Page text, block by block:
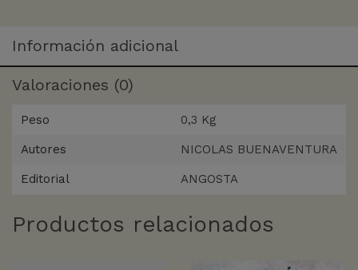
Información adicional
Valoraciones (0)
Peso 0,3 Kg
Autores NICOLAS BUENAVENTURA
Editorial ANGOSTA
Productos relacionados